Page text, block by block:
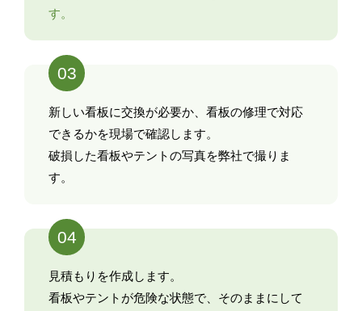
す。
03
新しい看板に交換が必要か、看板の修理で対応
できるかを現場で確認します。
破損した看板やテントの写真を弊社で撮りま
す。
04
見積もりを作成します。
看板やテントが危険な状態で、そのままにして